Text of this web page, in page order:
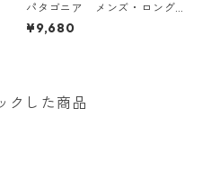
パタゴニア メンズ・ロング
スリーブ・キャプリーン・ク
ール・デイリー・シャツ（ハ
¥9,680
クした商品